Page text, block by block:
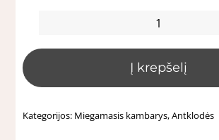
produkto
kiekis:
Lininė
antklodė
"Dusty
Į krepšelį
Kategorijos: Miegamasis kambarys,Antklodės